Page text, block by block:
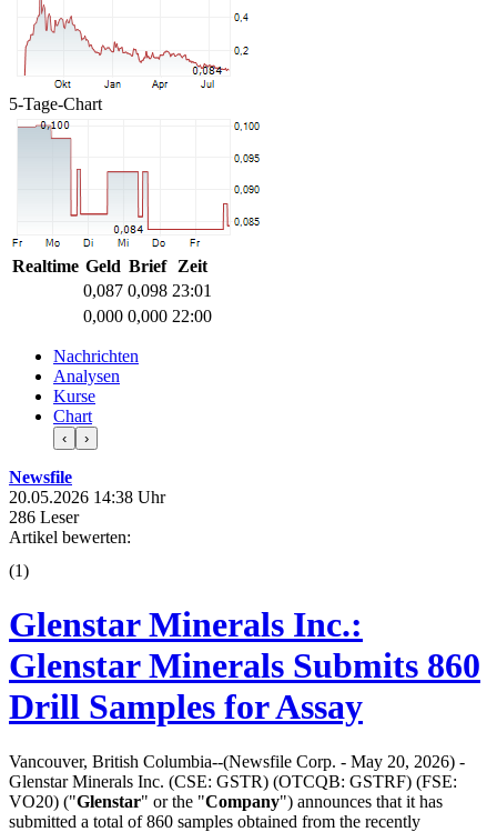
5-Tage-Chart
Realtime Geld Brief
Zeit
0,087 0,098 23:01
0,000 0,000 22:00
Nachrichten
Analysen
Kurse
Chart
‹ ›
Newsfile
20.05.2026 14:38 Uhr
286 Leser
Artikel bewerten:
(1)
Glenstar Minerals Inc.:
Glenstar Minerals Submits 860
Drill Samples for Assay
Vancouver, British Columbia--(Newsfile Corp. - May 20, 2026) -
Glenstar Minerals Inc. (CSE: GSTR) (OTCQB: GSTRF) (FSE:
VO20) ("Glenstar" or the "Company") announces that it has
submitted a total of 860 samples obtained from the recently